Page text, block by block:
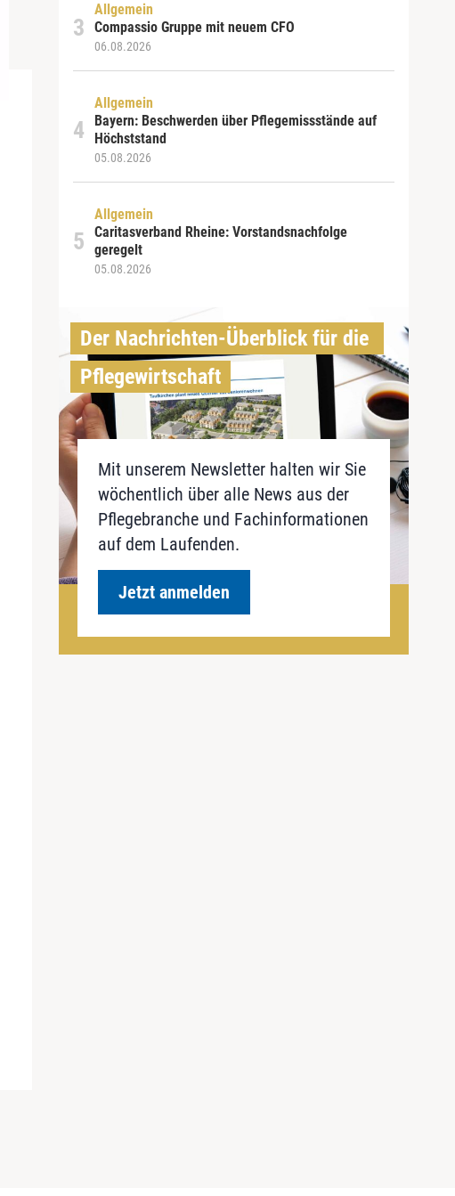
Allgemein
Compassio Gruppe mit neuem CFO
06.08.2026
Allgemein
Bayern: Beschwerden über Pflegemissstände auf
Höchststand
05.08.2026
Allgemein
Caritasverband Rheine: Vorstandsnachfolge
geregelt
05.08.2026
Der Nachrichten-Überblick für die
Pflegewirtschaft
Mit unserem Newsletter halten wir Sie
wöchentlich über alle News aus der
Pflegebranche und Fachinformationen
auf dem Laufenden.
Jetzt anmelden